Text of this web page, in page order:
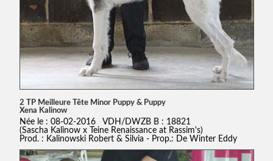
2 TP Meilleure Tête Minor Puppy & Puppy
Xena Kalinow
Née le : 08-02-2016 VDH/DWZB B : 18821
(Sascha Kalinow x Teine Renaissance at Rassim's)
Prod. : Kalinowski Robert & Silvia - Prop.: De Winter Eddy